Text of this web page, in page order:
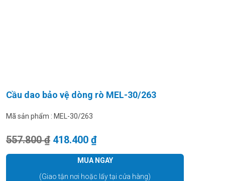
Cầu dao bảo vệ dòng rò MEL-30/263
Mã sản phẩm : MEL-30/263
557.800₫ Giá gốc là: 557.800 ₫.
418.400 ₫Giá hiện tại là: 418.400 ₫.
MUA NGAY
(Giao tận nơi hoặc lấy tại cửa hàng)